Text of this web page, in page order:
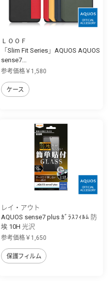
ＬＯＯＦ
「Slim Fit Series」AQUOS AQUOS
sense7...
参考価格￥1,580
ケース
レイ・アウト
AQUOS sense7 plus ｶﾞﾗｽﾌｨﾙﾑ 防
埃 10H 光沢
参考価格￥1,650
保護フィルム